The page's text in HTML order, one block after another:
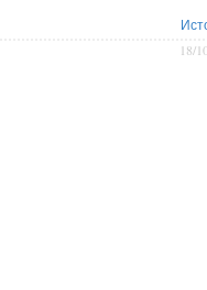
18/